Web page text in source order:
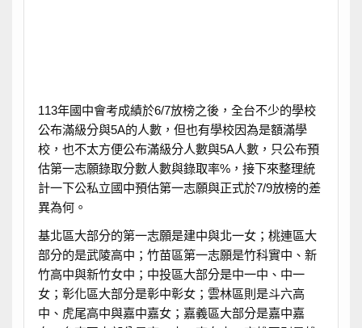
113年國中會考成績於6/7放榜之後，全台不少的學校
公布滿級分與5A的人數，但也有學校因為是額滿學
校，也不太方便公布滿級分人數與5A人數，只公布預
估第一志願錄取分數人數與錄取率%，接下來整理統
計一下公私立國中預估第一志願與正式於7/9放榜的差
異為何。
基北區大部分的第一志願是建中與北一女；桃連區大
部分的是武陵高中；竹苗區第一志願是竹科實中、新
竹高中與新竹女中；中投區大部分是中一中、中一
女；彰化區大部分是彰中彰女；雲林區則是斗六高
中、虎尾高中與嘉中嘉女；嘉義區大部分是嘉中嘉